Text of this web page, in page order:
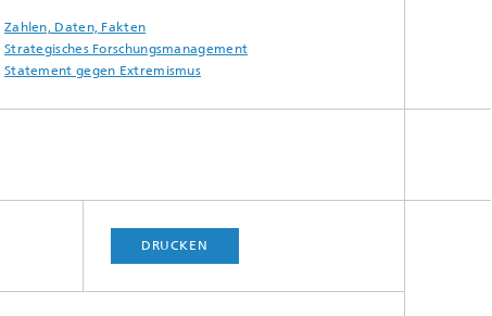
Zahlen, Daten, Fakten
Strategisches Forschungsmanagement
Statement gegen Extremismus
DRUCKEN